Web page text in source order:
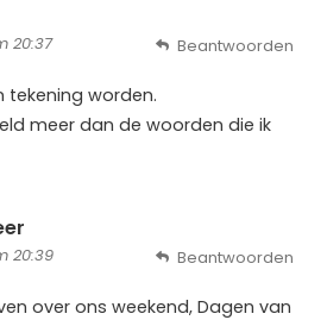
20:37
tekening worden.
meer dan de woorden die ik
Beantwoorden
20:39
over ons weekend, Dagen van
Beantwoorden